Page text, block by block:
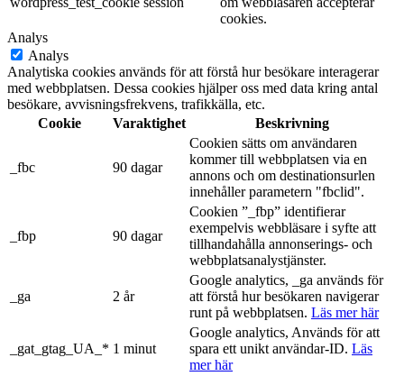
cookies.
Analys
Analys
Analytiska cookies används för att förstå hur besökare interagerar
med webbplatsen. Dessa cookies hjälper oss med data kring antal
besökare, avvisningsfrekvens, trafikkälla, etc.
Cookie
Varaktighet Beskrivning
_fbc 90 dagar
Cookien sätts om användaren
kommer till webbplatsen via en
annons och om destinationsurlen
innehåller parametern "fbclid".
_fbp 90 dagar
Cookien ”_fbp” identifierar
exempelvis webbläsare i syfte att
tillhandahålla annonserings- och
webbplatsanalystjänster.
_ga 2 år
Google analytics, _ga används för
att förstå hur besökaren navigerar
runt på webbplatsen. Läs mer här
_gat_gtag_UA_* 1 minut
Google analytics, Används för att
spara ett unikt användar-ID. Läs
mer här